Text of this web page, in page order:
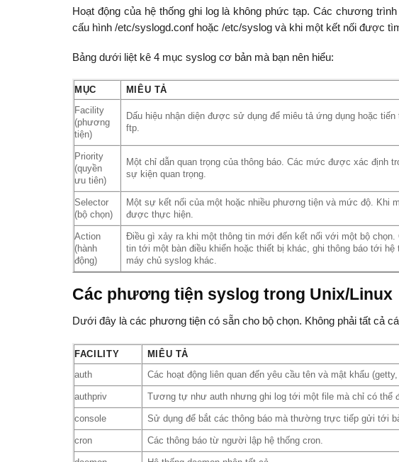
Hoạt động của hệ thống ghi log là không phức tạp. Các chương
cấu hình /etc/syslogd.conf hoặc /etc/syslog và khi một kết nối được
Bảng dưới liệt kê 4 mục syslog cơ bản mà bạn nên hiểu:
MỤC
MIÊU TẢ
Facility
(phương
tiện)
Dấu hiệu nhận diện được sử dụng để miêu tả ứng dụng hoặc
ftp.
Priority
(quyền
ưu tiên)
Một chỉ dẫn quan trọng của thông báo. Các mức được xác định
sự kiện quan trọng.
Selector
(bộ chọn)
Một sự kết nối của một hoặc nhiều phương tiện và mức độ. Khi
được thực hiện.
Action
(hành
động)
Điều gì xảy ra khi một thông tin mới đến kết nối với một bộ
tin tới một bàn điều khiển hoặc thiết bị khác, ghi thông báo tới
máy chủ syslog khác.
Các phương tiện syslog trong Unix/Linux
Dưới đây là các phương tiện có sẵn cho bộ chọn. Không phải tất cả
FACILITY
MIÊU TẢ
auth
Các hoạt động liên quan đến yêu cầu tên và mật khẩu
authpriv Tương tự như auth nhưng ghi log tới một file mà chỉ có thể
console Sử dụng để bắt các thông báo mà thường trực tiếp gửi tới
cron Các thông báo từ người lập hệ thống cron.